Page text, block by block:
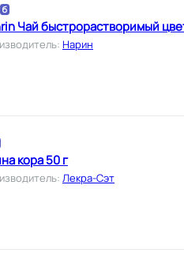
Nahrin Чай быстрорастворимый
: Нарин
кора 50 г
: Лекра-Сэт